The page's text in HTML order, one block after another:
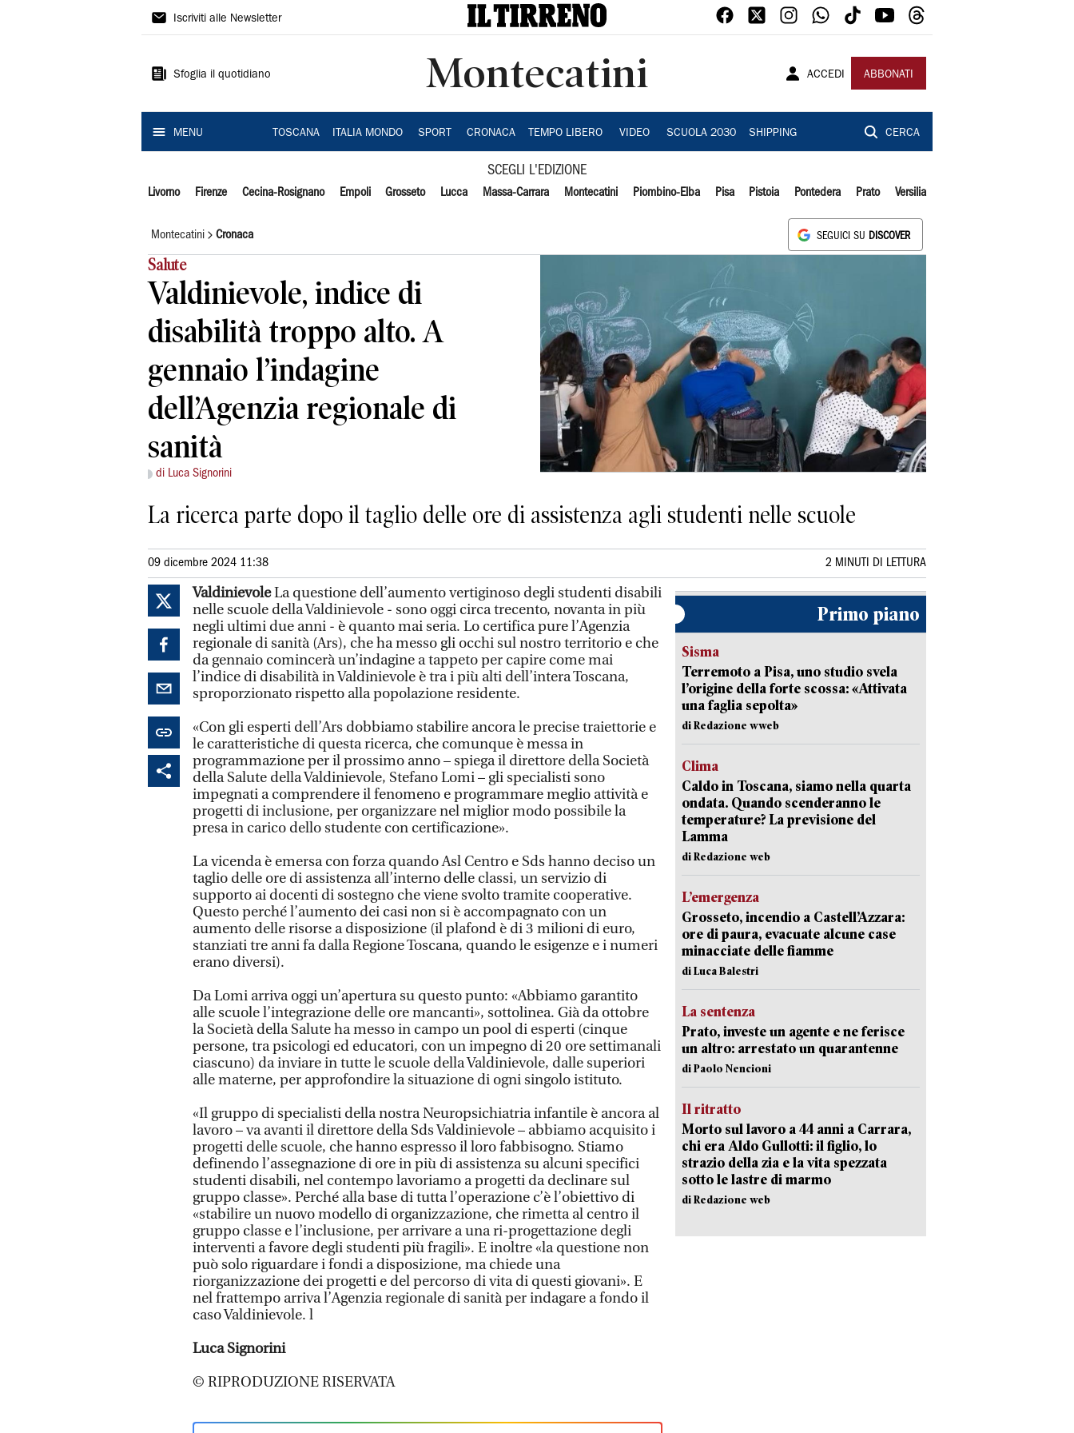
Il
Iscriviti alle Newsletter
Sfoglia il quotidiano Montecatini ACCEDI ABBONATI
MENU TOSCANA ITALIA MONDO SPORT CRONACA TEMPO LIBERO VIDEO SCUOLA 2030 SHIPPING CERCA
SCEGLI L'EDIZIONE
Livorno Firenze Cecina-Rosignano Empoli Grosseto Lucca Massa-Carrara Montecatini Piombino-Elba Pisa Pistoia Pontedera Prato Versilia
Montecatini Cronaca SEGUICI SU DISCOVER
Salute
Valdinievole, indice di
disabilità troppo alto. A
gennaio l’indagine
dell’Agenzia regionale di
sanità
di Luca Signorini
La ricerca parte dopo il taglio delle ore di assistenza agli studenti nelle scuole
09 dicembre 2024 11:38 2 MINUTI DI LETTURA
ValdinievoleLa questione dell’aumento vertiginoso degli studenti disabili
nelle scuole della Valdinievole - sono oggi circa trecento, novanta in più
negli ultimi due anni - è quanto mai seria. Lo certifica pure l’Agenzia
regionale di sanità (Ars), che ha messo gli occhi sul nostro territorio e che
da gennaio comincerà un’indagine a tappeto per capire come mai
l’indice di disabilità in Valdinievole è tra i più alti dell’intera Toscana,
sproporzionato rispetto alla popolazione residente.
«Con gli esperti dell’Ars dobbiamo stabilire ancora le precise traiettorie e
le caratteristiche di questa ricerca, che comunque è messa in
programmazione per il prossimo anno – spiega il direttore della Società
della Salute della Valdinievole, Stefano Lomi – gli specialisti sono
impegnati a comprendere il fenomeno e programmare meglio attività e
progetti di inclusione, per organizzare nel miglior modo possibile la
presa in carico dello studente con certificazione».
La vicenda è emersa con forza quando Asl Centro e Sds hanno deciso un
taglio delle ore di assistenza all’interno delle classi, un servizio di
supporto ai docenti di sostegno che viene svolto tramite cooperative.
Questo perché l’aumento dei casi non si è accompagnato con un
aumento delle risorse a disposizione (il plafond è di 3 milioni di euro,
stanziati tre anni fa dalla Regione Toscana, quando le esigenze e i numeri
erano diversi).
Da Lomi arriva oggi un’apertura su questo punto: «Abbiamo garantito
alle scuole l’integrazione delle ore mancanti», sottolinea. Già da ottobre
la Società della Salute ha messo in campo un pool di esperti (cinque
persone, tra psicologi ed educatori, con un impegno di 20 ore settimanali
ciascuno) da inviare in tutte le scuole della Valdinievole, dalle superiori
alle materne, per approfondire la situazione di ogni singolo istituto.
«Il gruppo di specialisti della nostra Neuropsichiatria infantile è ancora al
lavoro – va avanti il direttore della Sds Valdinievole – abbiamo acquisito i
progetti delle scuole, che hanno espresso il loro fabbisogno. Stiamo
definendo l’assegnazione di ore in più di assistenza su alcuni specifici
studenti disabili, nel contempo lavoriamo a progetti da declinare sul
gruppo classe». Perché alla base di tutta l’operazione c’è l’obiettivo di
«stabilire un nuovo modello di organizzazione, che rimetta al centro il
gruppo classe e l’inclusione, per arrivare a una ri-progettazione degli
interventi a favore degli studenti più fragili». E inoltre «la questione non
può solo riguardare i fondi a disposizione, ma chiede una
riorganizzazione dei progetti e del percorso di vita di questi giovani». E
nel frattempo arriva l’Agenzia regionale di sanità per indagare a fondo il
caso Valdinievole. l
Luca Signorini
© RIPRODUZIONE RISERVATA
Primo piano
Sisma
Terremoto a Pisa, uno studio svela
l’origine della forte scossa: «Attivata
una faglia sepolta»
di Redazione wweb
Clima
Caldo in Toscana, siamo nella quarta
ondata. Quando scenderanno le
temperature? La previsione del
Lamma
di Redazione web
L’emergenza
Grosseto, incendio a Castell’Azzara:
ore di paura, evacuate alcune case
minacciate delle fiamme
di Luca Balestri
La sentenza
Prato, investe un agente e ne ferisce
un altro: arrestato un quarantenne
di Paolo Nencioni
Il ritratto
Morto sul lavoro a 44 anni a Carrara,
chi era Aldo Gullotti: il figlio, lo
strazio della zia e la vita spezzata
sotto le lastre di marmo
di Redazione web